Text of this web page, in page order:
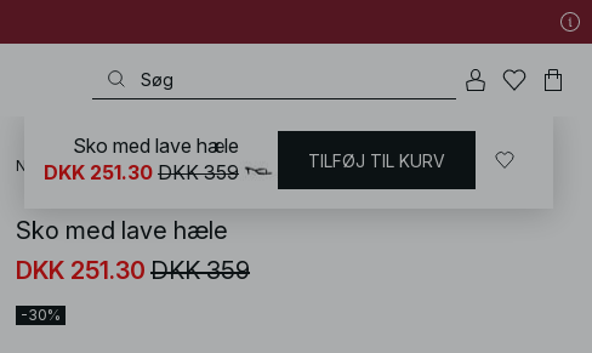
NA-KD / Sko
Sko med lave hæle
DKK 251.30 DKK 359
-30%
Sko med lave hæle
DKK 251.30 DKK 359 TILFØJ TIL KURV